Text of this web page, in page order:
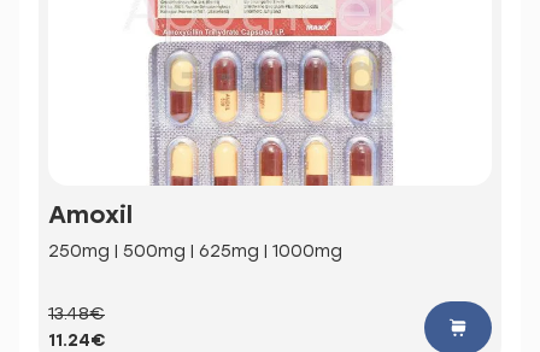
Amoxil
250mg | 500mg | 625mg | 1000mg
13.48€
11.24€